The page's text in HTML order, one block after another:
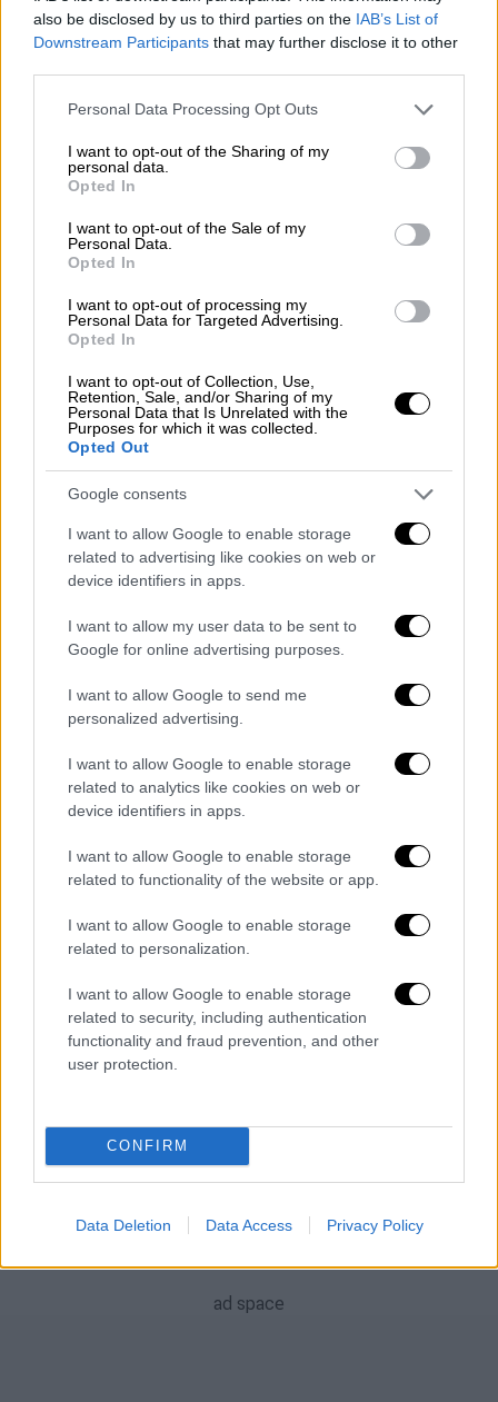
also be disclosed by us to third parties on the IAB’s List of
Downstream Participants that may further disclose it to other
Please note that this website/app uses one or more Google
not limited to your visit or usage behaviour. You may click to
grant or deny consent to Google and its third-party tags to
use your data for below specified purposes in below Google
consent section.
Personal Data Processing Opt Outs
I want to opt-out of the Sharing of my
personal data.
Opted In
I want to opt-out of the Sale of my
Personal Data.
Opted In
I want to opt-out of processing my
Personal Data for Targeted Advertising.
Opted In
I want to opt-out of Collection, Use,
Retention, Sale, and/or Sharing of my
Personal Data that Is Unrelated with the
Purposes for which it was collected.
Opted Out
Google consents
I want to allow Google to enable storage
related to advertising like cookies on web or
device identifiers in apps.
I want to allow my user data to be sent to
Google for online advertising purposes.
I want to allow Google to send me
personalized advertising.
I want to allow Google to enable storage
related to analytics like cookies on web or
device identifiers in apps.
I want to allow Google to enable storage
related to functionality of the website or app.
I want to allow Google to enable storage
related to personalization.
I want to allow Google to enable storage
related to security, including authentication
functionality and fraud prevention, and other
user protection.
CONFIRM
Data Deletion Data Access Privacy Policy
Ο Στέλιος Κίτσιου «σόκαρε» τη
Γαλατάσαραϊ με γκολ στο 91' (vid)
Ο Στέλιος Κίτσιου σκόραρε στην έδρα της
Γαλατάσαραϊ και έδωσε «χρυσό» βαθμό στην
ομάδα του
Αθλητισμός|05.07.2019 11:58
Απίστευτο κράξιμο παίκτη στην ομάδα
του: «Δώρο απ' τα χρωστούμενα!» (pic)
Ο Γάλλος αμυντικός Τομάς Ερτό ζήτησε
δώρο για τα γενέθλια του ένα μισθό απ' τους
εννέα που του οφείλουν
Τουρκία
ποδόσφαιρο
Παναθηναϊκός
γκολ
Τάσος Χατζηγιοβάνης
ειδήσεις τώρα